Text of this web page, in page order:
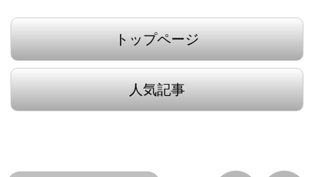
トップページ
人気記事